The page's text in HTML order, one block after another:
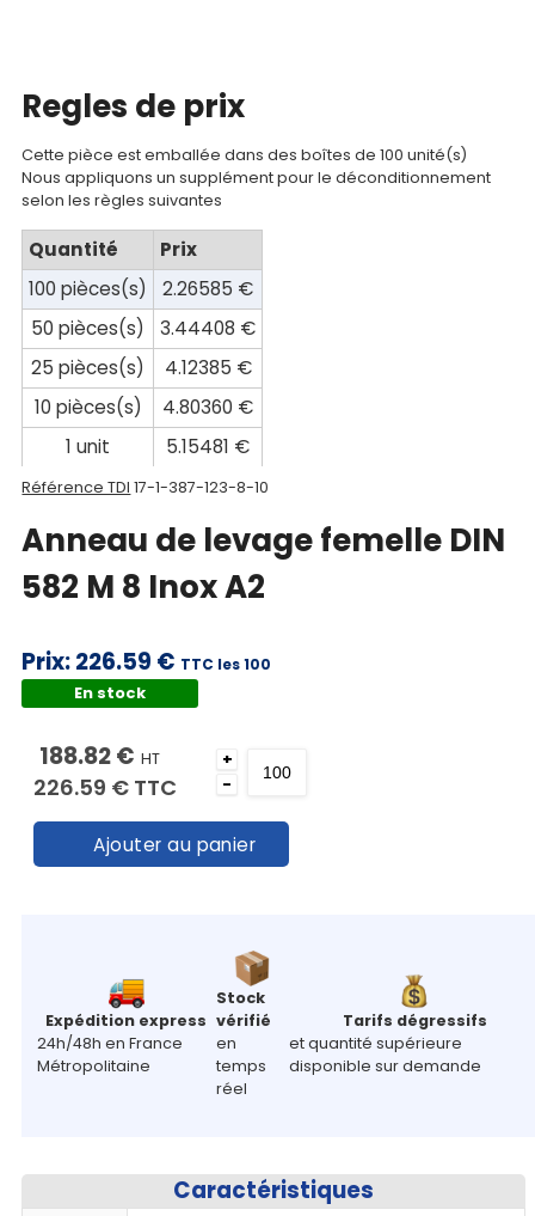
Regles de prix
Cette pièce est emballée dans des boîtes de 100 unité(s)
Nous appliquons un supplément pour le déconditionnement
selon les règles suivantes
Quantité
Prix
100 pièces(s)
2.26585 €
50 pièces(s)
3.44408 €
25 pièces(s)
4.12385 €
10 pièces(s)
4.80360 €
1 unit
5.15481 €
Référence TDI 17-1-387-123-8-10
Anneau de levage femelle DIN
582 M 8 Inox A2
Prix:226.59 € TTC les 100
En stock
188.82 € HT
226.59 € TTC
+
-
Ajouter au panier
Expédition express
24h/48h en France
Métropolitaine
Stock
vérifié
en
temps
réel
Tarifs dégressifs
et quantité supérieure
disponible sur demande
Caractéristiques